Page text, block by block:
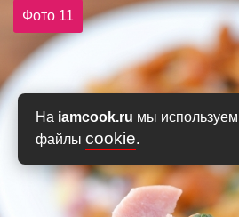
На iamcook.ru мы используем
файлы cookie.
Фото 11